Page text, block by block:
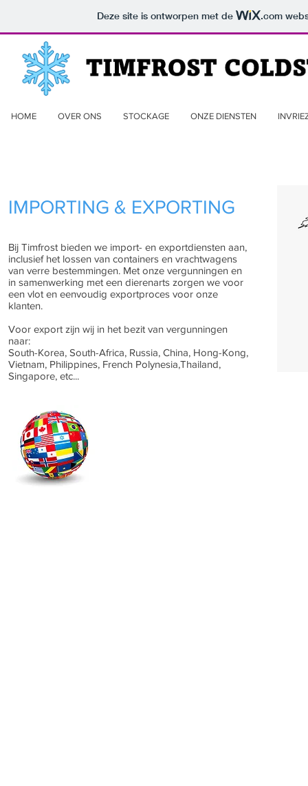
Deze site is ontworpen met de .com
HOME OVER ONS STOCKAGE ONZE DIENSTEN
IMPORTING & EXPORTING
Bij Timfrost bieden we import- en exportdiensten aan,
inclusief het lossen van containers en vrachtwagens
van verre bestemmingen. Met onze vergunningen en
in samenwerking met een dierenarts zorgen we voor
een vlot en eenvoudig exportproces voor onze
klanten.
Voor export zijn wij in het bezit van vergunningen
naar:
South-Korea, South-Africa, Russia, China, Hong-Kong,
Vietnam, Philippines, French Polynesia,Thailand,
Singapore, etc...